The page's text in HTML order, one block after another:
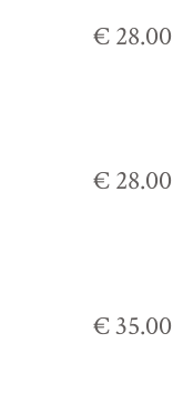
€ 28.00
€ 28.00
€ 35.00